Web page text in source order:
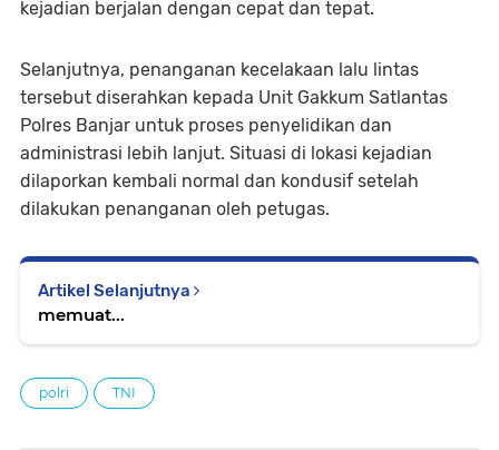
kejadian berjalan dengan cepat dan tepat.
Selanjutnya, penanganan kecelakaan lalu lintas
tersebut diserahkan kepada Unit Gakkum Satlantas
Polres Banjar untuk proses penyelidikan dan
administrasi lebih lanjut. Situasi di lokasi kejadian
dilaporkan kembali normal dan kondusif setelah
dilakukan penanganan oleh petugas.
Artikel Selanjutnya
memuat...
polri TNI